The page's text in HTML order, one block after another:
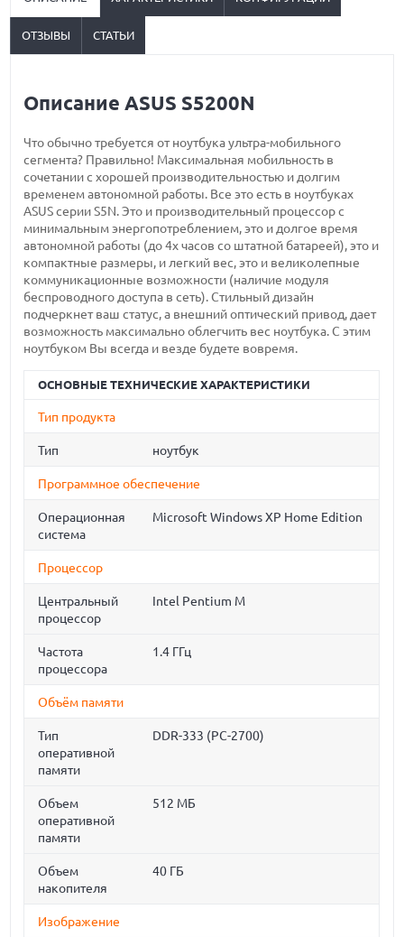
ОТЗЫВЫ СТАТЬИ
Описание ASUS S5200N
Что обычно требуется от ноутбука ультра-мобильного
сегмента? Правильно! Максимальная мобильность в
сочетании с хорошей производительностью и долгим
временем автономной работы. Все это есть в ноутбуках
ASUS серии S5N. Это и производительный процессор с
минимальным энергопотреблением, это и долгое время
автономной работы (до 4х часов со штатной батареей), это и
компактные размеры, и легкий вес, это и великолепные
коммуникационные возможности (наличие модуля
беспроводного доступа в сеть). Стильный дизайн
подчеркнет ваш статус, а внешний оптический привод, дает
возможность максимально облегчить вес ноутбука. С этим
ноутбуком Вы всегда и везде будете вовремя.
ОСНОВНЫЕ ТЕХНИЧЕСКИЕ ХАРАКТЕРИСТИКИ
Тип продукта
Тип ноутбук
Программное обеспечение
Операционная
система
Microsoft Windows XP Home Edition
Процессор
Центральный
процессор
Intel Pentium M
Частота
процессора
1.4 ГГц
Объём памяти
Тип
оперативной
памяти
DDR-333 (PC-2700)
Объем
оперативной
памяти
512 МБ
Объем
накопителя
40 ГБ
Изображение